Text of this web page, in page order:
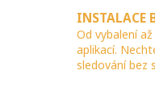
INSTALACE
Od vybalení
aplikací.
sledování bez